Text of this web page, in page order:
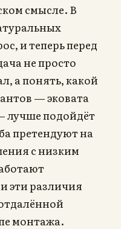
смысле. В
и теперь перед
не просто
а понять, какой
— эковата
лучше подойдёт
претендуют на
с низким
эти различия
монтажа.